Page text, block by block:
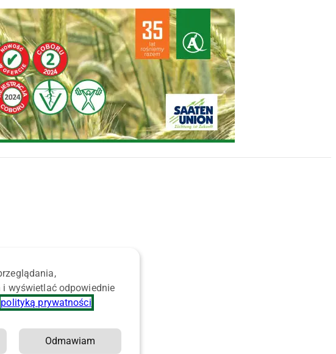
wyświetlać odpowiednie
polityką prywatności
Odmawiam